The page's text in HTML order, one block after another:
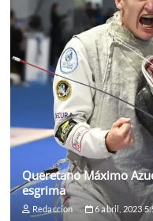
Queretano Máximo
esgrima
Redaccion 6 abril, 2023